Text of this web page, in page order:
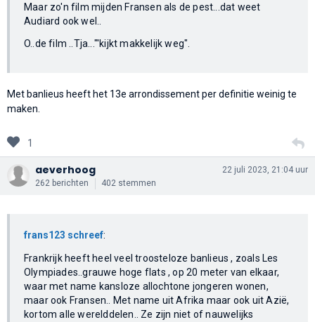
Maar zo'n film mijden Fransen als de pest...dat weet
Audiard ook wel..
O..de film ..Tja..."'kijkt makkelijk weg".
Met banlieus heeft het 13e arrondissement per definitie weinig te
maken.
1
aeverhoog
262 berichten 402 stemmen
22 juli 2023, 21:04 uur
frans123 schreef:
Frankrijk heeft heel veel troosteloze banlieus , zoals Les
Olympiades..grauwe hoge flats , op 20 meter van elkaar,
waar met name kansloze allochtone jongeren wonen,
maar ook Fransen.. Met name uit Afrika maar ook uit Azië,
kortom alle werelddelen.. Ze zijn niet of nauwelijks